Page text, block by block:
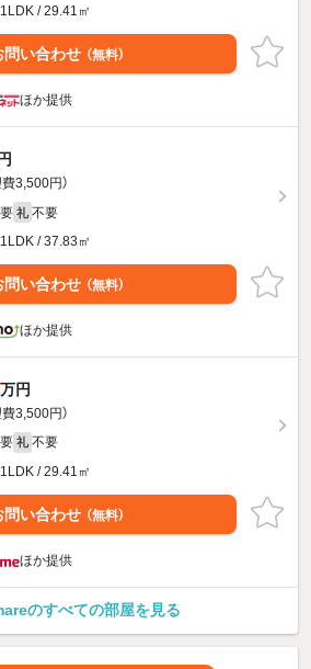
/ 29.41㎡
問い合わせ （無料）
ほか提供
費3,500円）
礼 不要
/ 37.83㎡
問い合わせ （無料）
ほか提供
万円
費3,500円）
礼 不要
/ 29.41㎡
問い合わせ （無料）
ほか提供
のすべての部屋を見る